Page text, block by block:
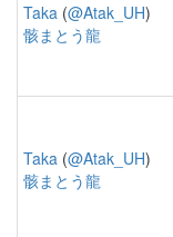
Taka (@Atak_UH)
骸まとう龍
Taka (@Atak_UH)
骸まとう龍